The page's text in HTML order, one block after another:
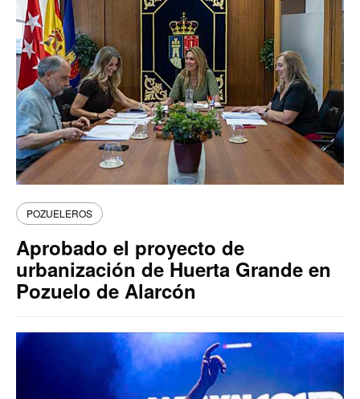
POZUELEROS
Aprobado el proyecto de
urbanización de Huerta Grande en
Pozuelo de Alarcón